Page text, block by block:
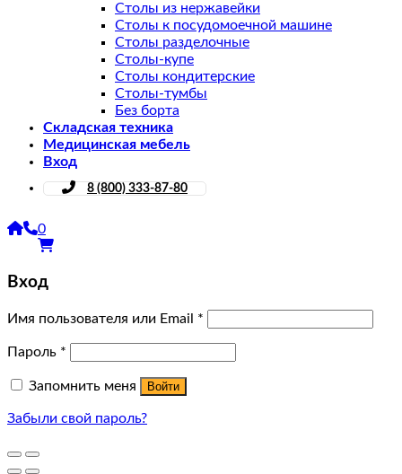
Столы из нержавейки
Столы к посудомоечной машине
Столы разделочные
Столы-купе
Столы кондитерские
Столы-тумбы
Без борта
Складская техника
Медицинская мебель
Вход
8 (800) 333-87-80
0
Вход
Имя пользователя или Email *
Пароль *
Запомнить меня Войти
Забыли свой пароль?